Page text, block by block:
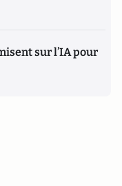
sur l’IA pour